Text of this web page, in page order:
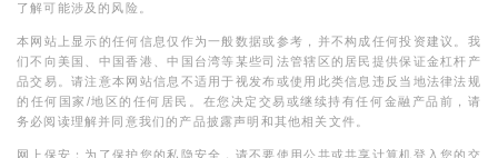
了解可能涉及的风险。
本网站上显示的任何信息仅作为一般数据或参考，并不构成任何投资建议。我
们不向美国、中国香港、中国台湾等某些司法管辖区的居民提供保证金杠杆产
品交易。请注意本网站信息不适用于视发布或使用此类信息违反当地法律法规
的任何国家/地区的任何居民。在您决定交易或继续持有任何金融产品前，请
务必阅读理解并同意我们的产品披露声明和其他相关文件。
网上保安：为了保护您的私隐安全，请不要使用公共或共享计算机登入您的交